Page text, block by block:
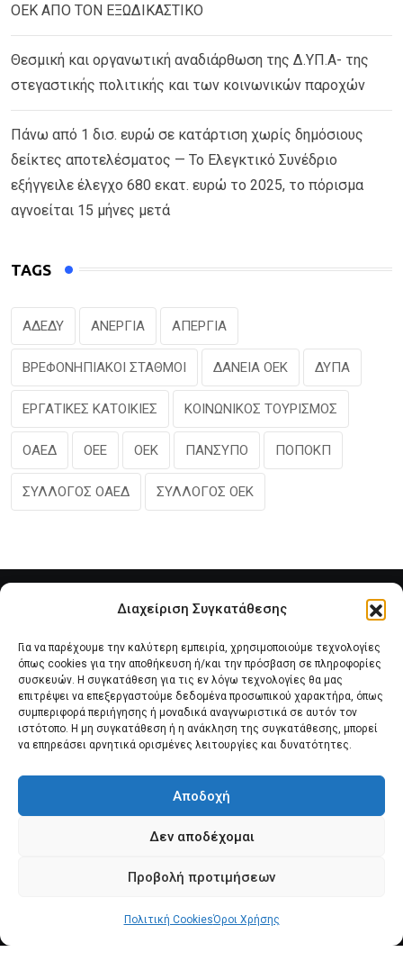
Διαχείριση Συγκατάθεσης
Για να παρέχουμε την καλύτερη εμπειρία, χρησιμοποιούμε τεχνολογίες
όπως cookies για την αποθήκευση ή/και την πρόσβαση σε πληροφορίες
συσκευών. Η συγκατάθεση για τις εν λόγω τεχνολογίες θα μας
επιτρέψει να επεξεργαστούμε δεδομένα προσωπικού χαρακτήρα, όπως
συμπεριφορά περιήγησης ή μοναδικά αναγνωριστικά σε αυτόν τον
ιστότοπο. Η μη συγκατάθεση ή η ανάκληση της συγκατάθεσης, μπορεί
να επηρεάσει αρνητικά ορισμένες λειτουργίες και δυνατότητες.
Αποδοχή
Δεν αποδέχομαι
Προβολή προτιμήσεων
Πολιτική CookiesΌροι Χρήσης
ΟΕΚ ΑΠΟ ΤΟΝ ΕΞΩΔΙΚΑΣΤΙΚΟ
Θεσμική και οργανωτική αναδιάρθωση της Δ.ΥΠ.Α- της
στεγαστικής πολιτικής και των κοινωνικών παροχών
Πάνω από 1 δισ. ευρώ σε κατάρτιση χωρίς δημόσιους
δείκτες αποτελέσματος — Το Ελεγκτικό Συνέδριο
εξήγγειλε έλεγχο 680 εκατ. ευρώ το 2025, το πόρισμα
αγνοείται 15 μήνες μετά
TAGS
ΑΔΕΔΥ ΑΝΕΡΓΙΑ ΑΠΕΡΓΙΑ
ΒΡΕΦΟΝΗΠΙΑΚΟΙ ΣΤΑΘΜΟΙ ΔΑΝΕΙΑ ΟΕΚ ΔΥΠΑ
ΕΡΓΑΤΙΚΕΣ ΚΑΤΟΙΚΙΕΣ ΚΟΙΝΩΝΙΚΟΣ ΤΟΥΡΙΣΜΟΣ
ΟΑΕΔ ΟΕΕ ΟΕΚ ΠΑΝΣΥΠΟ ΠΟΠΟΚΠ
ΣΥΛΛΟΓΟΣ ΟΑΕΔ ΣΥΛΛΟΓΟΣ ΟΕΚ
Αρχική Νέα του Συλλόγου Θέματα e-Magazino
Πολιτική Cookies (ΕΕ)
© 2025 pansypo.gr